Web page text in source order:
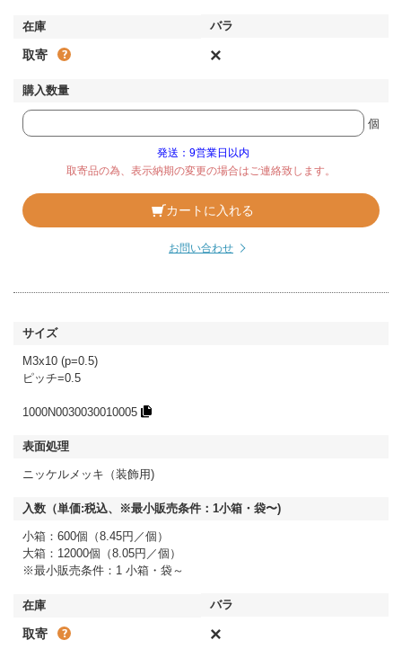
取寄 ×
個
発送：9営業日以内
取寄品の為、表示納期の変更の場合はご連絡致します。
カートに入れる
お問い合わせ
M3x10 (p=0.5)
ピッチ=0.5
1000N0030030010005
ニッケルメッキ（装飾用)
小箱：600個（8.45円／個）
大箱：12000個（8.05円／個）
※最小販売条件：1 小箱・袋～
取寄 ×